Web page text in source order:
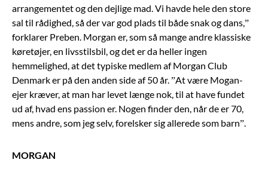
arrangementet og den dejlige mad. Vi havde hele den store
sal til rådighed, så der var god plads til både snak og dans,”
forklarer Preben. Morgan er, som så mange andre klassiske
køretøjer, en livsstilsbil, og det er da heller ingen
hemmelighed, at det typiske medlem af Morgan Club
Denmark er på den anden side af 50 år. ”At være Mogan-
ejer kræver, at man har levet længe nok, til at have fundet
ud af, hvad ens passion er. Nogen finder den, når de er 70,
mens andre, som jeg selv, forelsker sig allerede som barn”.
MORGAN